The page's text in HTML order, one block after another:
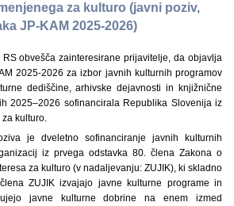
za kulturo (javni poziv,
JP-KAM 2025-2026)
RS obvešča zainteresirane prijavitelje, da objavlja
2025-2026 za izbor javnih kulturnih programov
dediščine, arhivske dejavnosti in knjižnične
2025–2026 sofinancirala Republika Slovenija iz
kulturo.
je dveletno sofinanciranje javnih kulturnih
iz prvega odstavka 80. člena Zakona o
za kulturo (v nadaljevanju: ZUJIK), ki skladno
ZUJIK izvajajo javne kulturne programe in
javne kulturne dobrine na enem izmed